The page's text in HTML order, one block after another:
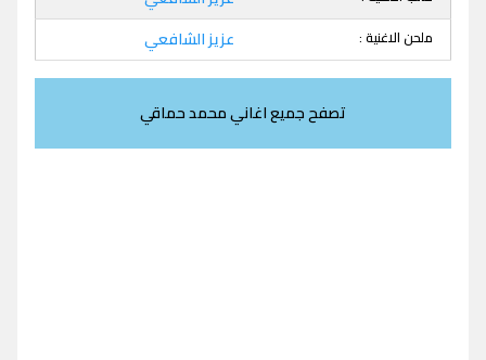
ملحن الاغنية : عزيز الشافعي
تصفح جميع اغاني محمد حماقي